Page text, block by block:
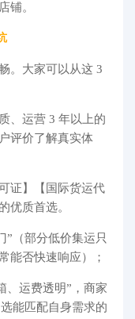
铺。​
。大家可以从这 3
、运营 3 年以上的
评价了解真实体
证】【国际货运代
优质首选。
”（部分低价集运只
能否快速响应）；​
、运费透明”，商家
能匹配自身需求的